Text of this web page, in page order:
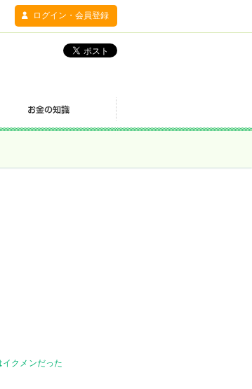
ログイン・会員登録
クメンだった